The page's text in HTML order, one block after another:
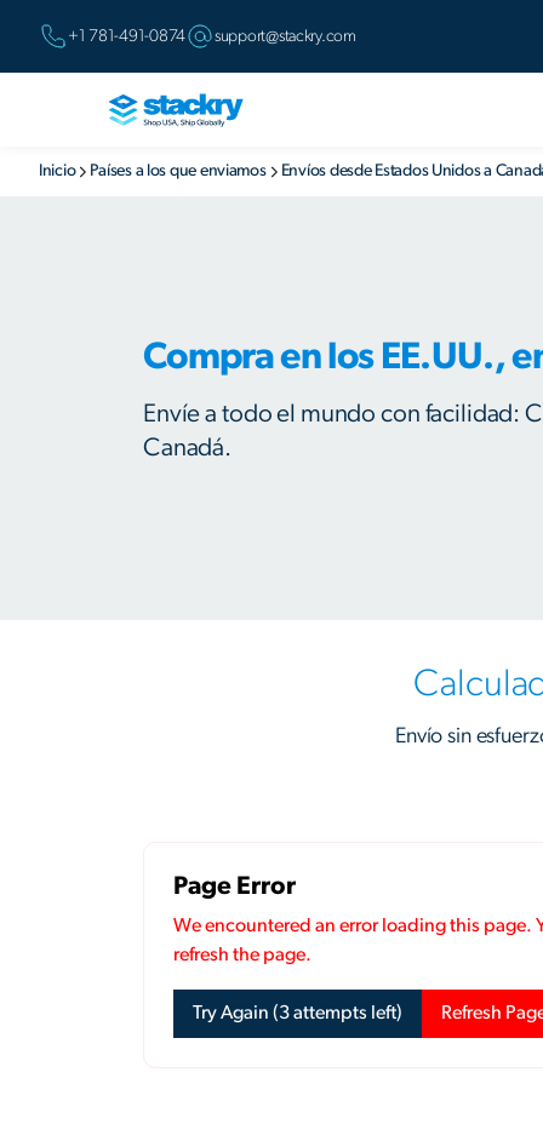
+1 781-491-0874 support@stackry.com
Inicio Países a los que enviamos Envíos desde Estados Unidos a
Compra en los EE.UU.,
Envíe a todo el mundo con facilidad:
Canadá.
Envío sin